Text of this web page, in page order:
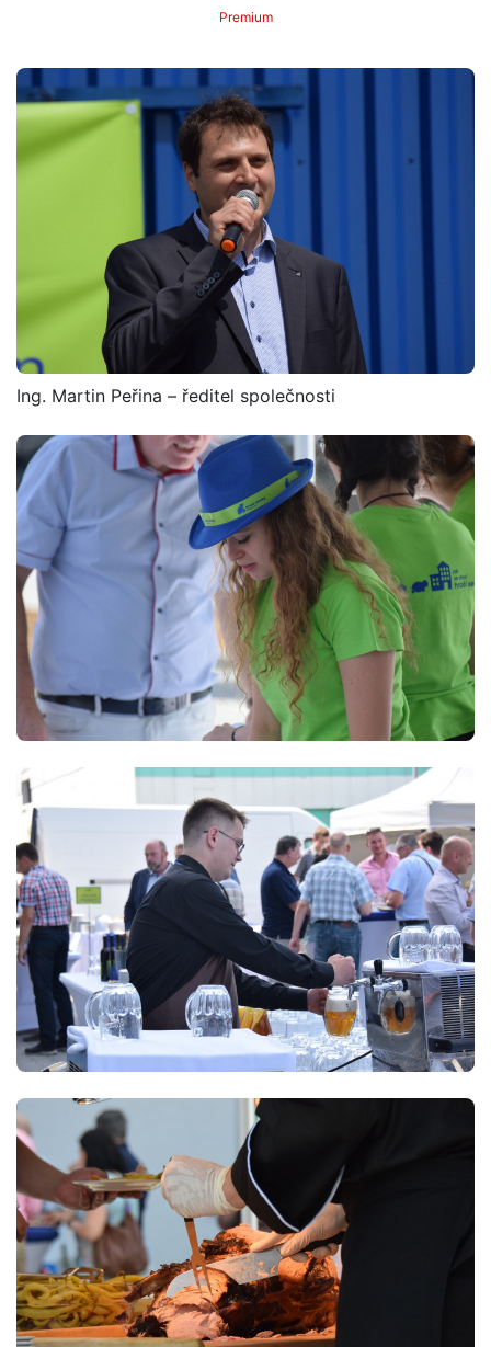
Premium
Ing. Martin Peřina – ředitel společnosti